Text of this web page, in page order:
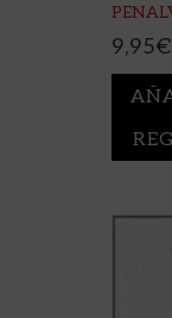
9,95€